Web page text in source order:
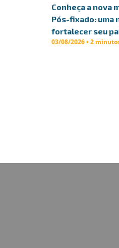
Conheça a nova
Pós-fixado: uma
fortalecer seu
03/08/2026 • 2